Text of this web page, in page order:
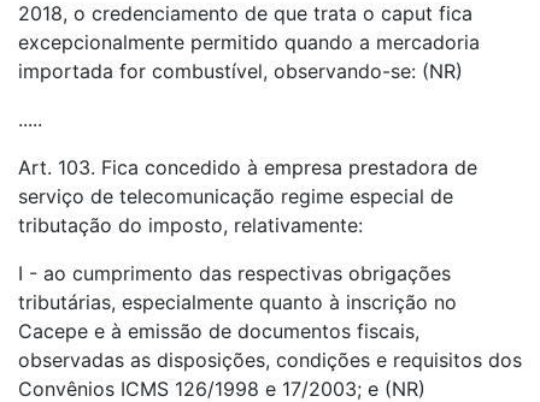
2018, o credenciamento de que trata o caput fica
excepcionalmente permitido quando a mercadoria
importada for combustível, observando-se: (NR)
.....
Art. 103. Fica concedido à empresa prestadora de
serviço de telecomunicação regime especial de
tributação do imposto, relativamente:
I - ao cumprimento das respectivas obrigações
tributárias, especialmente quanto à inscrição no
Cacepe e à emissão de documentos fiscais,
observadas as disposições, condições e requisitos dos
Convênios ICMS 126/1998 e 17/2003; e (NR)